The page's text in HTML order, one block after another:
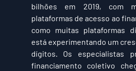
bilhões em 2019, com
plataformas de acesso ao
como muitas plataformas
está experimentando um
dígitos. Os especialistas
financiamento coletivo